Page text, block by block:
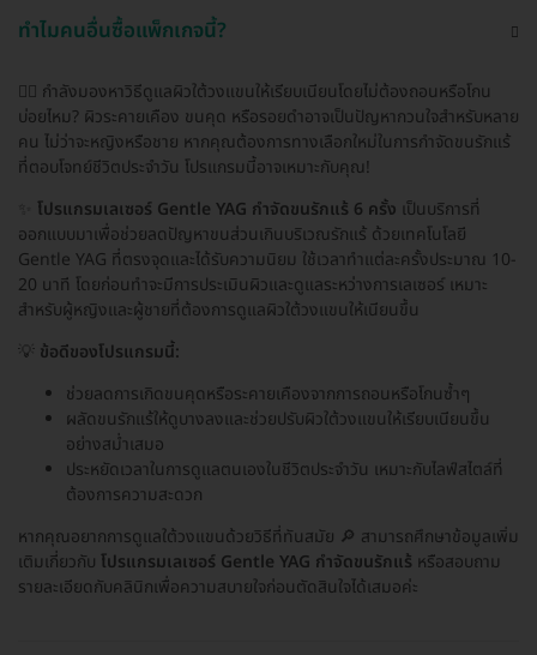
ทำไมคนอื่นซื้อแพ็กเกจนี้?
🙋‍♀️ กำลังมองหาวิธีดูแลผิวใต้วงแขนให้เรียบเนียนโดยไม่ต้องถอนหรือโกน
บ่อยไหม? ผิวระคายเคือง ขนคุด หรือรอยดำอาจเป็นปัญหากวนใจสำหรับหลาย
คน ไม่ว่าจะหญิงหรือชาย หากคุณต้องการทางเลือกใหม่ในการกำจัดขนรักแร้
ที่ตอบโจทย์ชีวิตประจำวัน โปรแกรมนี้อาจเหมาะกับคุณ!
โปรแกรมเลเซอร์ Gentle YAG กำจัดขนรักแร้ 6 ครั้ง เป็นบริการที่
ออกแบบมาเพื่อช่วยลดปัญหาขนส่วนเกินบริเวณรักแร้ ด้วยเทคโนโลยี
Gentle YAG ที่ตรงจุดและได้รับความนิยม ใช้เวลาทำแต่ละครั้งประมาณ 10-
20 นาที โดยก่อนทำจะมีการประเมินผิวและดูแลระหว่างการเลเซอร์ เหมาะ
สำหรับผู้หญิงและผู้ชายที่ต้องการดูแลผิวใต้วงแขนให้เนียนขึ้น
💡 ข้อดีของโปรแกรมนี้:
ช่วยลดการเกิดขนคุดหรือระคายเคืองจากการถอนหรือโกนซ้ำๆ
ผลัดขนรักแร้ให้ดูบางลงและช่วยปรับผิวใต้วงแขนให้เรียบเนียนขึ้น
อย่างสม่ำเสมอ
ประหยัดเวลาในการดูแลตนเองในชีวิตประจำวัน เหมาะกับไลฟ์สไตล์ที่
ต้องการความสะดวก
หากคุณอยากการดูแลใต้วงแขนด้วยวิธีที่ทันสมัย 🔎 สามารถศึกษาข้อมูลเพิ่ม
เติมเกี่ยวกับ โปรแกรมเลเซอร์ Gentle YAG กำจัดขนรักแร้ หรือสอบถาม
รายละเอียดกับคลินิกเพื่อความสบายใจก่อนตัดสินใจได้เสมอค่ะ